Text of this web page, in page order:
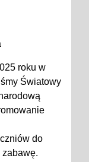
roku w
Światowy
do